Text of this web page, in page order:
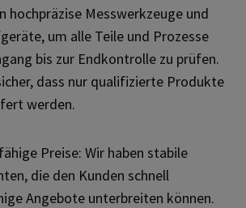
hochpräzise Messwerkzeuge und
um alle Teile und Prozesse
bis zur Endkontrolle zu prüfen.
dass nur qualifizierte Produkte
werden.
Preise: Wir haben stabile
die den Kunden schnell
Angebote unterbreiten können.